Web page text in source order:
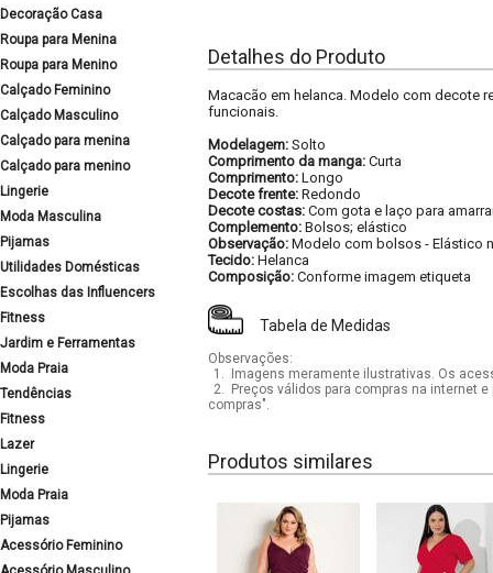
Decoração Casa
Roupa para Menina
Roupa para Menino
Calçado Feminino
Calçado Masculino
Calçado para menina
Calçado para menino
Lingerie
Moda Masculina
Pijamas
Utilidades Domésticas
Escolhas das Influencers
Fitness
Jardim e Ferramentas
Moda Praia
Tendências
Fitness
Lazer
Lingerie
Moda Praia
Pijamas
Acessório Feminino
Detalhes do Produto
Macacão em helanca. Modelo com decote
funcionais.
Modelagem: Solto
Comprimento da manga: Curta
Comprimento: Longo
Decote frente: Redondo
Decote costas: Com gota e laço para
Complemento: Bolsos; elástico
Observação: Modelo com bolsos - Elástico
Tecido: Helanca
Composição: Conforme imagem etiqueta
Tabela de Medidas
Observações:
1.
Imagens meramente ilustrativas. Os
2.
Preços válidos para compras na internet
compras".
Produtos similares